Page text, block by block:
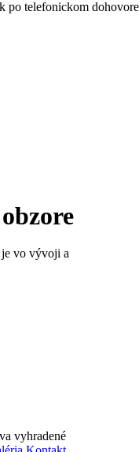
po telefonickom dohovore
vo vývoji a
vyhradené